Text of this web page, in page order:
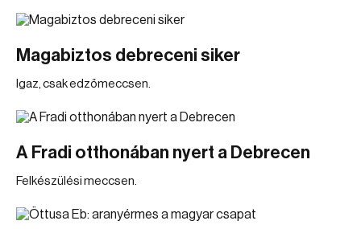
Magabiztos debreceni siker
Igaz, csak edzőmeccsen.
A Fradi otthonában nyert a Debrecen
Felkészülési meccsen.